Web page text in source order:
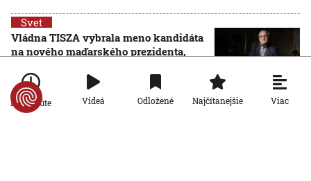
Svet
Vládna TISZA vybrala meno kandidáta
na nového maďarského prezidenta,
8. 8. 2026, 13:51:54 Aktualizované:
Po minúte Videá Odložené Najčítanejšie Viac